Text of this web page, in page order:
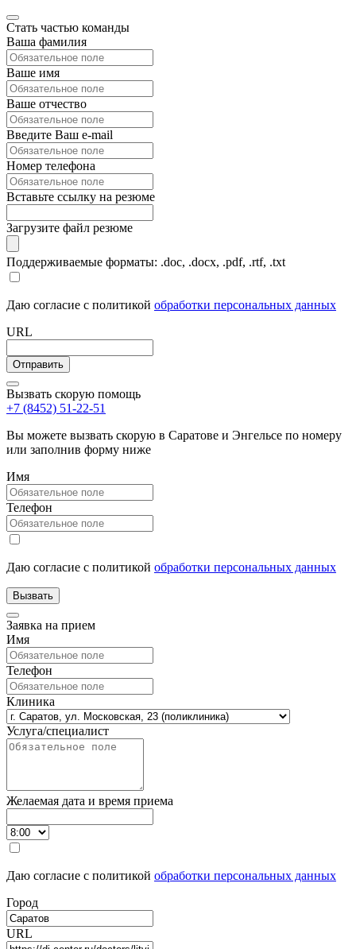
Стать частью команды
Ваша фамилия
Ваше имя
Ваше отчество
Введите Ваш e-mail
Номер телефона
Вставьте ссылку на резюме
Загрузите файл резюме
Поддерживаемые форматы: .doc, .docx, .pdf, .rtf, .txt
Даю согласие с политикой обработки персональных данных
URL
Вызвать скорую помощь
+7 (8452) 51-22-51
Вы можете вызвать скорую в Саратове и Энгельсе по номеру
или заполнив форму ниже
Имя
Телефон
Даю согласие с политикой обработки персональных данных
Заявка на прием
Имя
Телефон
Клиника
Услуга/специалист
Желаемая дата и время приема
Даю согласие с политикой обработки персональных данных
Город
URL